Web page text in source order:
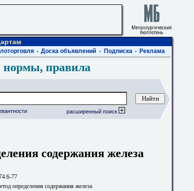
Доска объявлений Подписка Реклама
правила
расширенный поиск
содержания железа
77
определения содержания железа